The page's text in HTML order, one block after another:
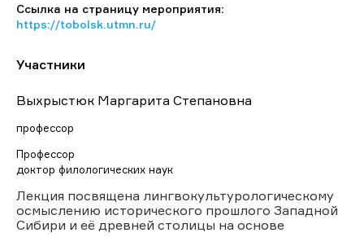
Ссылка на страницу мероприятия:
https://tobolsk.utmn.ru/
Участники
Выхрыстюк Маргарита Степановна
профессор
Профессор
доктор филологических наук
Лекция посвящена лингвокультурологическому
осмыслению исторического прошлого Западной
Сибири и её древней столицы на основе